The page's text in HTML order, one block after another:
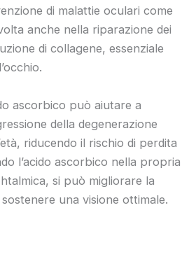
di malattie oculari come
anche nella riparazione dei
di collagene, essenziale
ascorbico può aiutare a
della degenerazione
riducendo il rischio di perdita
l’acido ascorbico nella propria
si può migliorare la
una visione ottimale.